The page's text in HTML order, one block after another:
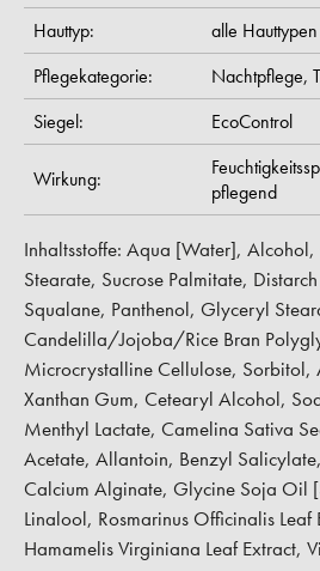
Hauttyp:
alle Hauttypen
Pflegekategorie:
Nachtpflege,
Siegel:
EcoControl
Wirkung:
pflegend
Inhaltsstoffe: Aqua [Water],
Stearate, Sucrose Palmitate,
Squalane, Panthenol, Glyceryl
Candelilla/Jojoba/Rice Bran
Microcrystalline Cellulose, Sorbitol,
Xanthan Gum, Cetearyl Alcohol,
Menthyl Lactate, Camelina Sativa
Acetate, Allantoin, Benzyl
Calcium Alginate, Glycine Soja Oil
Linalool, Rosmarinus Officinalis Leaf
Hamamelis Virginiana Leaf Extract,